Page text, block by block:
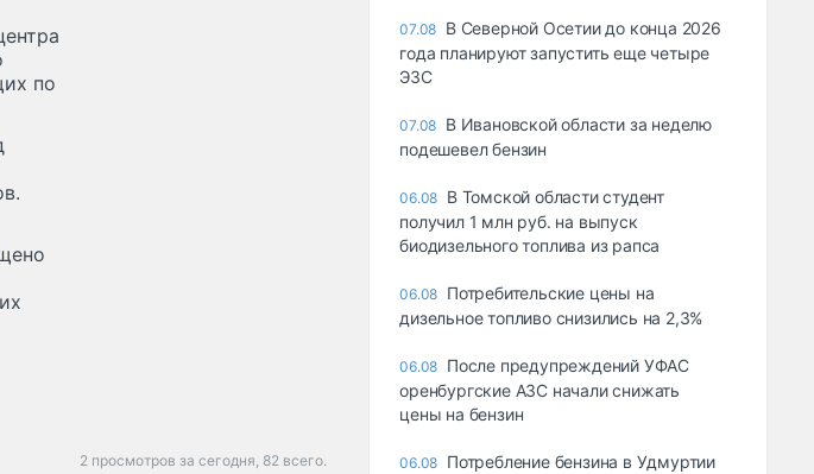
по
2 просмотров за сегодня, 82 всего.
07.08 В Северной Осетии до конца 2026
года планируют запустить еще четыре
ЭЗС
07.08 В Ивановской области за неделю
подешевел бензин
06.08 В Томской области студент
получил 1 млн руб. на выпуск
биодизельного топлива из рапса
06.08 Потребительские цены на
дизельное топливо снизились на 2,3%
06.08 После предупреждений УФАС
оренбургские АЗС начали снижать
цены на бензин
06.08 Потребление бензина в Удмуртии